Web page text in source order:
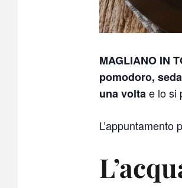
MAGLIANO IN
pomodoro,
una voltae lo si
L’appuntamento